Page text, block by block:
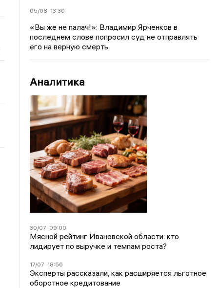
05/08 13:30
«Вы же не палач!»: Владимир Ярченков в
последнем слове попросил суд не отправлять
его на верную смерть
Аналитика
30/07 09:00
Мясной рейтинг Ивановской области: кто
лидирует по выручке и темпам роста?
17/07 18:56
Эксперты рассказали, как расширяется льготное
оборотное кредитование